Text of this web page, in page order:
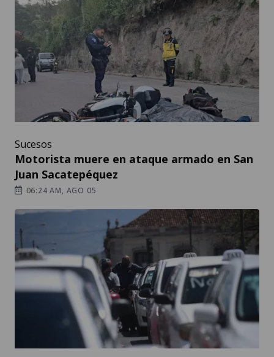
Sucesos
Motorista muere en ataque armado en San
Juan Sacatepéquez
06:24 AM, AGO 05